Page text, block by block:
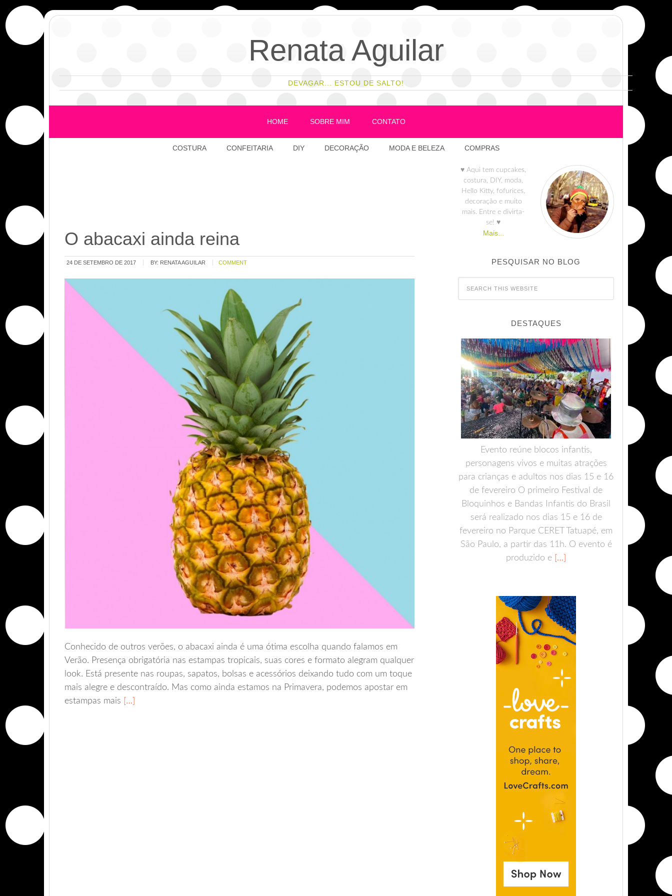
Renata Aguilar
DEVAGAR... ESTOU DE SALTO!
HOME SOBRE MIM CONTATO
COSTURA CONFEITARIA DIY DECORAÇÃO MODA E BELEZA COMPRAS
O abacaxi ainda reina
24 DE SETEMBRO DE 2017 BY: RENATA AGUILAR COMMENT
Conhecido de outros verões, o abacaxi ainda é uma ótima escolha quando falamos em
Verão. Presença obrigatória nas estampas tropicais, suas cores e formato alegram qualquer
look. Está presente nas roupas, sapatos, bolsas e acessórios deixando tudo com um toque
mais alegre e descontraído. Mas como ainda estamos na Primavera, podemos apostar em
estampas mais […]
♥ Aqui tem cupcakes,
costura, DIY, moda,
Hello Kitty, fofurices,
decoração e muito
mais. Entre e divirta-
se! ♥
Mais...
PESQUISAR NO BLOG
DESTAQUES
Evento reúne blocos infantis,
personagens vivos e muitas atrações
para crianças e adultos nos dias 15 e 16
de fevereiro O primeiro Festival de
Bloquinhos e Bandas Infantis do Brasil
será realizado nos dias 15 e 16 de
fevereiro no Parque CERET Tatuapé, em
São Paulo, a partir das 11h. O evento é
produzido e […]